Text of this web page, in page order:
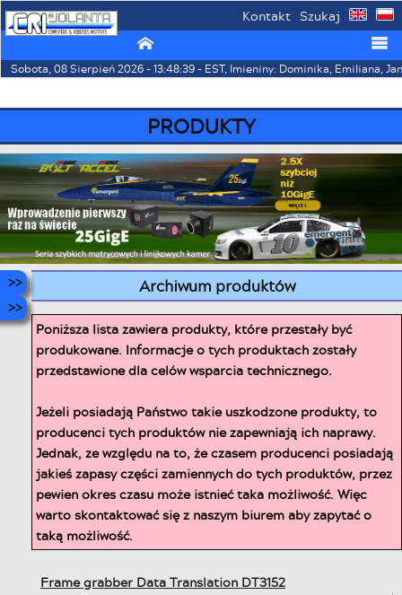
Kontakt Szukaj
⌂ ☰
Sobota, 08 Sierpień 2026 - 13:48:39 - EST, Imieniny: Dominika, Emiliana,
PRODUKTY
Archiwum produktów
Poniższa lista zawiera produkty, które przestały być
produkowane. Informacje o tych produktach zostały
przedstawione dla celów wsparcia technicznego.
Jeżeli posiadają Państwo takie uszkodzone produkty, to
producenci tych produktów nie zapewniają ich naprawy.
Jednak, ze względu na to, że czasem producenci posiadają
jakieś zapasy części zamiennych do tych produktów, przez
pewien okres czasu może istnieć taka możliwość. Więc
warto skontaktować się z naszym biurem aby zapytać o
taką możliwość.
Frame grabber Data Translation DT3152